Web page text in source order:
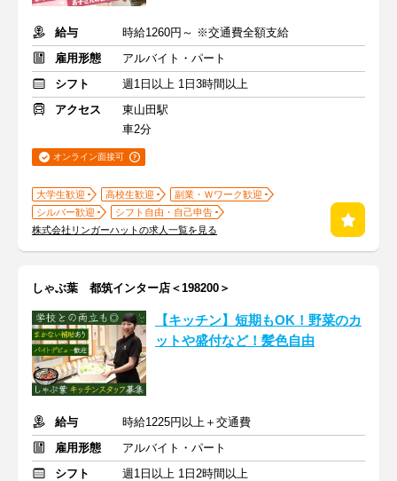
給与
時給1260円～ ※交通費全額支給
雇用形態
アルバイト・パート
シフト
週1日以上 1日3時間以上
アクセス
東山田駅
車2分
オンライン面接可
大学生歓迎 高校生歓迎
副業・Ｗワーク歓迎
シルバー歓迎
シフト自由・自己申告
株式会社リンガーハットの求人一覧を見る
しゃぶ葉 都筑インター店＜198200＞
【キッチン】短期もOK！野菜のカ
ットや盛付など！髪色自由
給与
時給1225円以上＋交通費
雇用形態
アルバイト・パート
シフト
週1日以上 1日2時間以上